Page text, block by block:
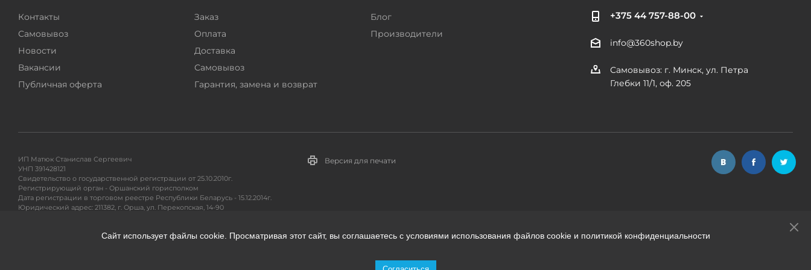
Контакты
Самовывоз
Новости
Вакансии
Публичная оферта
Заказ
Оплата
Доставка
Самовывоз
Гарантия, замена и возврат
Блог
Производители
+375 44 757-88-00
info@360shop.by
Самовывоз: г. Минск, ул. Петра
Глебки 11/1, оф. 205
ИП Матюк Станислав Сергеевич
УНП 391428121
Свидетельство о государственной регистрации от 25.10.2010г.
Регистрирующий орган - Оршанский горисполком
Дата регистрации в торговом реестре Республики Беларусь - 15.12.2014г.
Юридический адрес: 211382, г. Орша, ул. Перекопская, 14-90
Гарантийное и сервисное обслуживание, разрешение вопросов покупателей:
Версия для печати
Сайт использует файлы cookie. Просматривая этот сайт, вы соглашаетесь с условиями использования файлов cookie и политикой конфиденциальности